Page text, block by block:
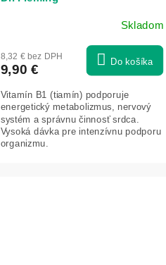
Skladom
8,32 € bez DPH
9,90 € Do košíka
Vitamín B1 (tiamín) podporuje
energetický metabolizmus, nervový
systém a správnu činnosť srdca.
Vysoká dávka pre intenzívnu podporu
organizmu.